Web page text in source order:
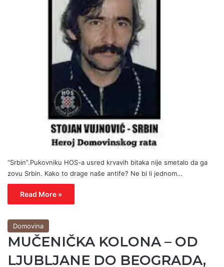
“Srbin”.Pukovniku HOS-a usred krvavih bitaka nije smetalo da ga
zovu Srbin. Kako to drage naše antife? Ne bi li jednom…
Read More »
Domovina
MUČENIČKA KOLONA – OD
LJUBLJANE DO BEOGRADA,